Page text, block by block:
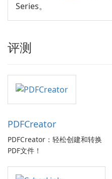
Series。
评测
PDFCreator
PDFCreator：轻松创建和转换
PDF文件！